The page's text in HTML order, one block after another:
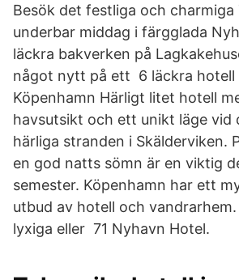
Besök det festliga och charmiga
underbar middag i färgglada
läckra bakverken på
något nytt på ett 6 läckra hotell
Köpenhamn Härligt litet hotell
havsutsikt och ett unikt läge vid
härliga stranden i Skälderviken.
en god natts sömn är en viktig
semester. Köpenhamn har ett
utbud av hotell och
lyxiga eller 71 Nyhavn Hotel.